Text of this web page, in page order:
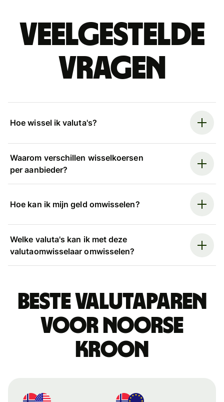
Veelgestelde
vragen
Hoe wissel ik valuta's?
Waarom verschillen wisselkoersen
per aanbieder?
Hoe kan ik mijn geld omwisselen?
Welke valuta's kan ik met deze
valutaomwisselaar omwisselen?
Beste valutaparen
voor Noorse
kroon